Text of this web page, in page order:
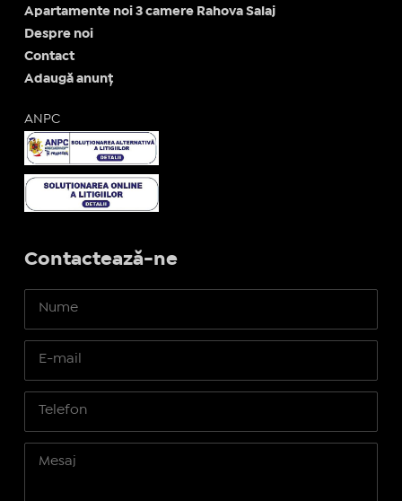
Apartamente noi 3 camere Rahova Salaj
Despre noi
Contact
Adaugă anunț
ANPC
Contactează-ne